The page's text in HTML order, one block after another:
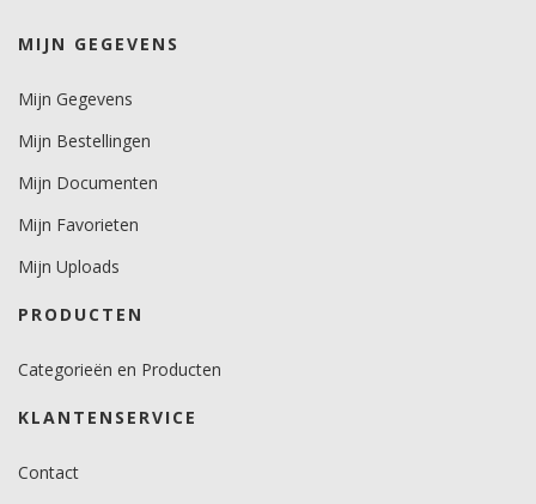
metallics 5 jaar.
Brandveiligheidscertificaat
MIJN GEGEVENS
Mijn Gegevens
Mijn Bestellingen
Mijn Documenten
Mijn Favorieten
Mijn Uploads
PRODUCTEN
Categorieën en Producten
KLANTENSERVICE
Contact